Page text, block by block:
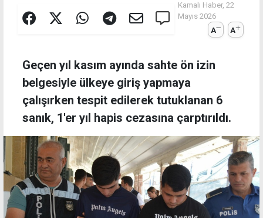
Kamalı Haber, 22
Mayıs 2026
A
A
Geçen yıl kasım ayında sahte ön izin
belgesiyle ülkeye giriş yapmaya
çalışırken tespit edilerek tutuklanan 6
sanık, 1'er yıl hapis cezasına çarptırıldı.